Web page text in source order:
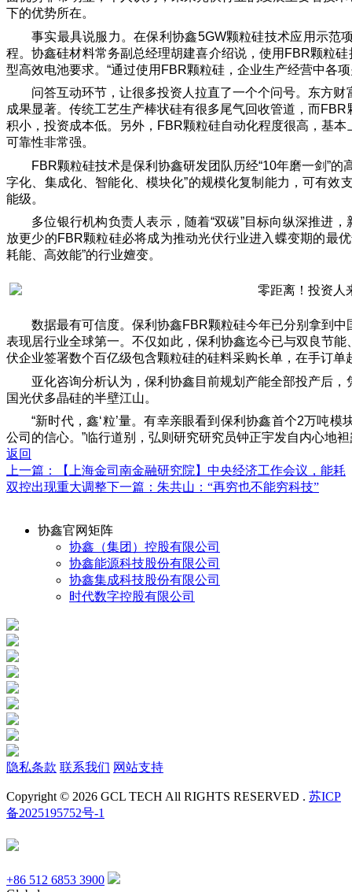
下的优势所在。
事实最具说服力。在保利协鑫5GW颗粒硅技术应用示范
程。协鑫硅材料常务副总经理胡建喜介绍说，使用FBR颗粒
型高效电池要求。“通过使用FBR颗粒硅，企业生产经营中各
问答互动环节，让很多投资人拉直了一个个问号。东方
成果显著。传统工艺生产棒状硅有很多尾气回收管道，而
积小，投资成本低。另外，FBR颗粒硅自动化程度很高，基
可靠性非常强。
FBR颗粒硅技术是保利协鑫研发团队历经“10年磨一剑”
字化、集成化、智能化、模块化”的规模化复制能力，可有
能级。
多位银行机构负责人表示，随着“双碳”目标向纵深推进
放更少的FBR颗粒硅必将成为推动光伏行业进入蝶变期的最
耗能、高效能”的行业嬗变。
数据最有可信度。保利协鑫FBR颗粒硅今年已分别拿到
表现居行业全球第一。不仅如此，保利协鑫迄今已与双良节
伏企业签署数个百亿级包含颗粒硅的硅料采购长单，在手订单
亚化咨询分析认为，保利协鑫目前规划产能全部投产后
国光伏多晶硅的半壁江山。
“新时代，鑫‘粒’量。有幸亲眼看到保利协鑫首个2万吨
公司的信心。”临行道别，弘则研究研究员钟正宇发自内心地
返回
上一篇：【上海金司南金融研究院】中央经济工作会议，能耗
双控出现重大调整下一篇：朱共山：“再穷也不能穷科技”
协鑫官网矩阵
协鑫（集团）控股有限公司
协鑫能源科技股份有限公司
协鑫集成科技股份有限公司
时代数字控股有限公司
隐私条款 联系我们 网站支持
Copyright © 2026 GCL TECH All RIGHTS RESERVED . 苏ICP
备2025195752号-1
+86 512 6853 3900